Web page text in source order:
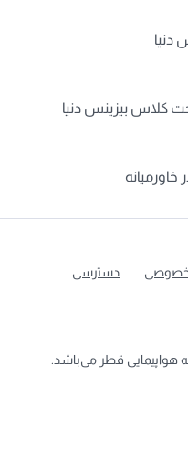
بیزینس دنیا
دسترسی
قطر می‌باشد.